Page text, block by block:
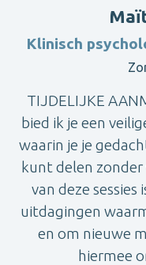
Klinisch
TIJDELIJKE
bied ik je een
waarin je je
kunt delen
van deze
uitdagingen
en om nieuwe
hiermee